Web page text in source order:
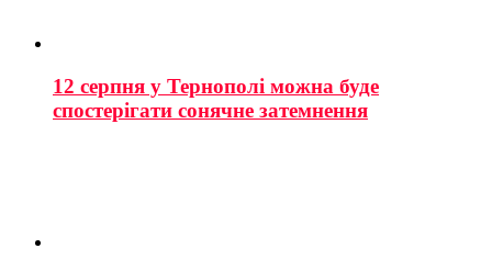
12 серпня у Тернополі можна буде
спостерігати сонячне затемнення